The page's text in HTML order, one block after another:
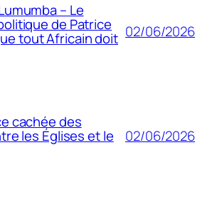
– Le
de Patrice
tout Africain doit 02/06/2026
cachée des
les Églises et le 02/06/2026